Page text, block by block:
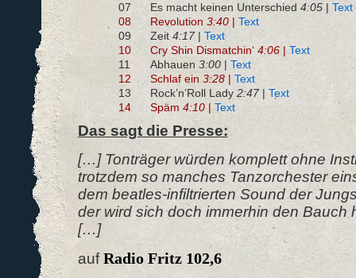
07
Es macht keinen Unterschied 4:05 | Text
08
Revolution 3:40 | Text
09
Zeit 4:17| Text
10
Cry Shin Dismatchin‘ 4:06 | Text
11
Abhauen 3:00 | Text
12
Schlaf ein 3:28 | Text
13
Rock’n’Roll Lady 2:47| Text
14
Späm 4:10 | Text
Das sagt die Presse:
[…] Tonträger würden komplett ohne
trotzdem so manches Tanzorchester
dem beatles-infiltrierten Sound der
der wird sich doch immerhin den Bauch
[…]
aufRadio Fritz 102,6